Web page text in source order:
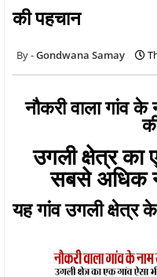
की पहचान
Gondwana Samay
नौकरी वाला गांव के
उगली क्षेत्र का
सबसे अधिक
यह गांव उगली क्षेत्र